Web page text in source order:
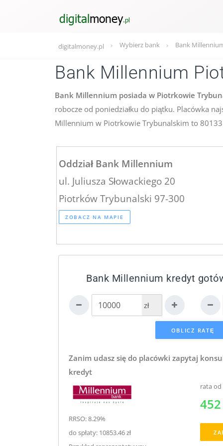
digitalmoney.pl Wybierz bank Bank
Bank Millennium
Bank Millennium posiada w Piotrkowie
robocze od poniedziałku do piątku. Placówka
Millennium w Piotrkowie Trybunalskim to
Oddział Bank Millennium
ul. Juliusza Słowackiego 20
Piotrków Trybunalski 97-300
ZOBACZ NA MAPIE
Bank Millennium kredyt
zł
Zanim udasz się do placówki zapytaj
kredyt
RRSO: 8.29%
do spłaty: 10853.46 zł
rata od
452